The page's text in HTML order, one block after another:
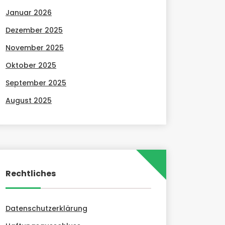
Januar 2026
Dezember 2025
November 2025
Oktober 2025
September 2025
August 2025
Rechtliches
Datenschutzerklärung